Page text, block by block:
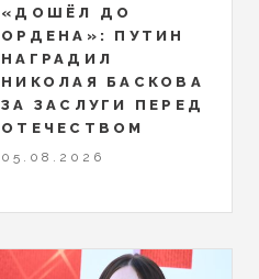
«ДОШЁЛ ДО
ОРДЕНА»: ПУТИН
НАГРАДИЛ
НИКОЛАЯ БАСКОВА
ЗА ЗАСЛУГИ ПЕРЕД
ОТЕЧЕСТВОМ
05.08.2026